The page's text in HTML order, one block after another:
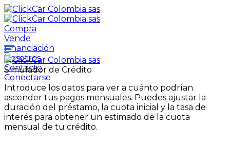
Compra
Vende
Financiación
Nosotros
Contacto
Conectarse
Simulador de Crédito
Introduce los datos para ver a cuánto podrían
ascender tus pagos mensuales. Puedes ajustar la
duración del préstamo, la cuota inicial y la tasa de
interés para obtener un estimado de la cuota
mensual de tu crédito.